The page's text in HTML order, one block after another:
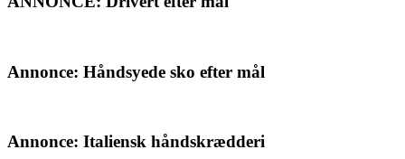
Annonce: Håndsyede sko efter mål
Annonce: Italiensk håndskrædderi